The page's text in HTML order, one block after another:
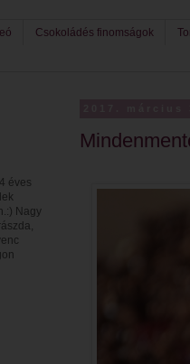
Csokoládés finomságok
éves
Nagy